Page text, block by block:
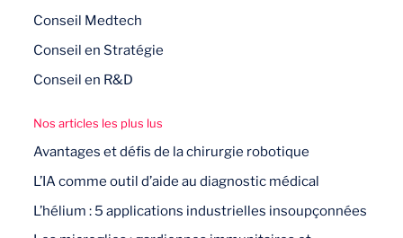
Conseil Medtech
Conseil en Stratégie
Conseil en R&D
Nos articles les plus lus
Avantages et défis de la chirurgie robotique
L’IA comme outil d’aide au diagnostic médical
L’hélium : 5 applications industrielles insoupçonnées